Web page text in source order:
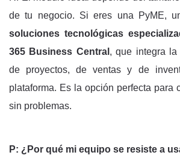
de tu negocio. Si eres una PyME,
soluciones tecnológicas
365 Business Central , que integra la
de proyectos, de ventas y de
plataforma. Es la opción perfecta para
sin problemas.
P: ¿Por qué mi equipo se resiste a